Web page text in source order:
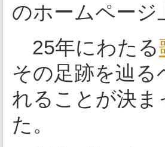
のホームページ
25年にわたる
その足跡を辿
れることが決ま
た。